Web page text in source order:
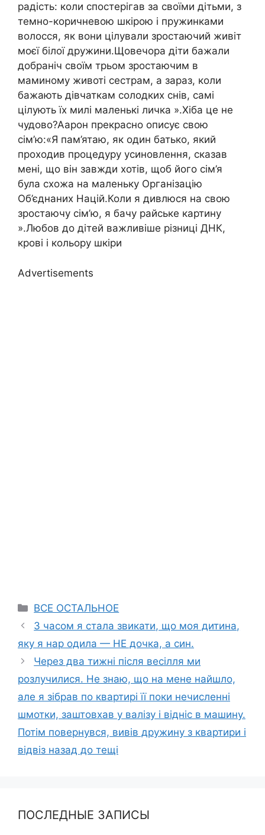
радість: коли спостерігав за своїми дітьми, з
темно-коричневою шкірою і пружинками
волосся, як вони цілували зростаючий живіт
моєї білої дружини.Щовечора діти бажали
добраніч своїм трьом зростаючим в
маминому животі сестрам, а зараз, коли
бажають дівчаткам солодких снів, самі
цілують їх милі маленькі личка ».Хіба це не
чудово?Аарон прекрасно описує свою
сім’ю:«Я пам’ятаю, як один батько, який
проходив процедуру усиновлення, сказав
мені, що він завжди хотів, щоб його сім’я
була схожа на маленьку Організацію
Об’єднаних Націй.Коли я дивлюся на свою
зростаючу сім’ю, я бачу райське картину
».Любов до дітей важливіше різниці ДНК,
крові і кольору шкіри
Advertisements
Categories
ВСЕ ОСТАЛЬНОЕ
З часом я стала звикати, що моя дитина,
яку я нар одила — НЕ дочка, а син.
Через два тижні після весілля ми
розлучилися. Не знаю, що на мене найшло,
але я зібрав по квартирі її поки нечисленні
шмотки, заштовхав у валізу і відніс в машину.
Потім повернувся, вивів дружину з квартири і
відвіз назад до тещі
ПОСЛЕДНЫЕ ЗАПИСЫ